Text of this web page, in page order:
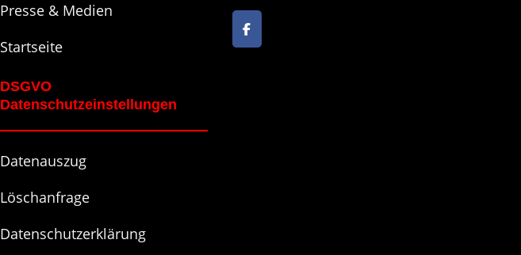
Presse & Medien
Startseite
DSGVO
Datenschutzeinstellungen
Datenauszug
Löschanfrage
Datenschutzerklärung